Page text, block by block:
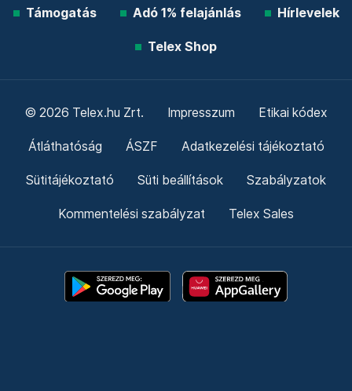
Támogatás Adó 1% felajánlás Hírlevelek
Telex Shop
© 2026 Telex.hu Zrt. Impresszum Etikai kódex
Átláthatóság ÁSZF Adatkezelési tájékoztató
Sütitájékoztató Süti beállítások Szabályzatok
Kommentelési szabályzat Telex Sales